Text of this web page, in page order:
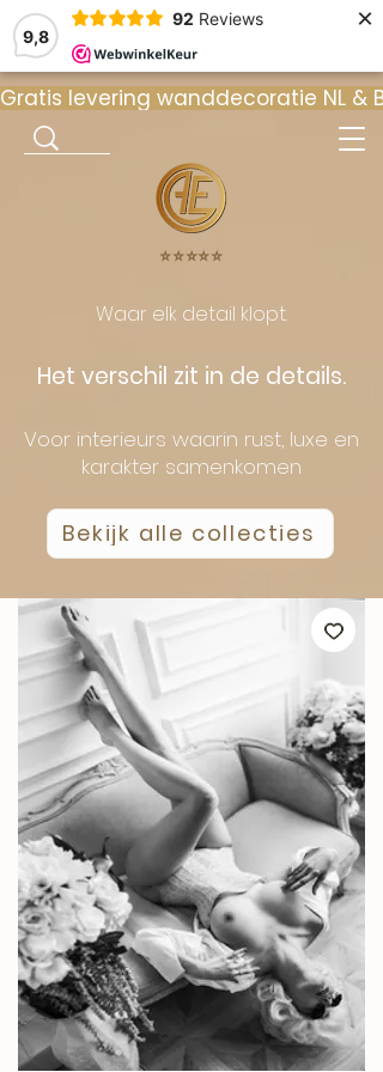
9,8
92 Reviews ×
Gratis levering wanddecoratie NL
⭐️⭐️⭐️⭐️⭐️
Waar elk detail klopt.
Het verschil zit in de details.
Voor interieurs waarin rust, luxe en
karakter samenkomen
Bekijk alle collecties